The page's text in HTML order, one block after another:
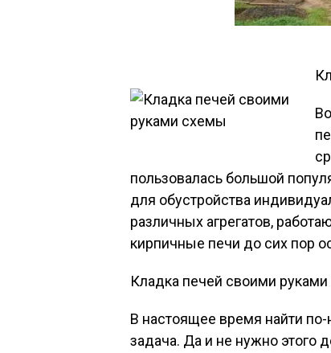
пользовалась большой
для обустройства
различных агрегатов,
кирпичные печи до сих пор
Кладка печей своими
В настоящее время найти
задача. Да и не нужно этого